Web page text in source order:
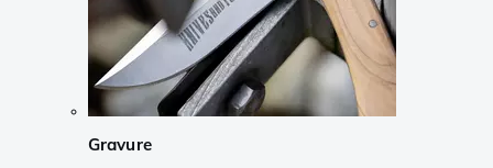
Gravure